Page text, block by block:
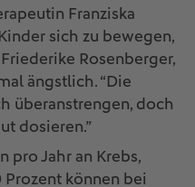
Franziska
sich zu bewegen,
Rosenberger,
ängstlich. “Die
überanstrengen, doch
dosieren.”
pro Jahr an Krebs,
können bei